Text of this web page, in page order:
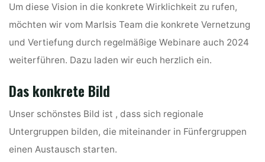
Um diese Vision in die konkrete Wirklichkeit zu rufen,
möchten wir vom MarIsis Team die konkrete Vernetzung
und Vertiefung durch regelmäßige Webinare auch 2024
weiterführen. Dazu laden wir euch herzlich ein.
Das konkrete Bild
Unser schönstes Bild ist , dass sich regionale
Untergruppen bilden, die miteinander in Fünfergruppen
einen Austausch starten.